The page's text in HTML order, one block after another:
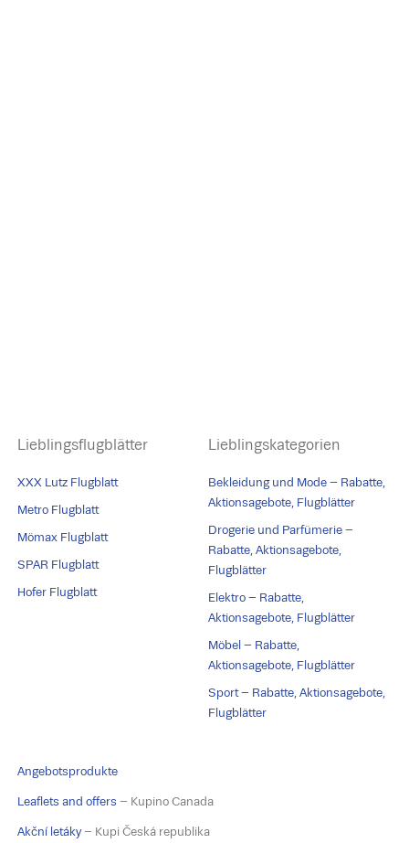
Lieblingsflugblätter
XXX Lutz Flugblatt
Metro Flugblatt
Mömax Flugblatt
SPAR Flugblatt
Hofer Flugblatt
Lieblingskategorien
Bekleidung und Mode – Rabatte,
Aktionsagebote, Flugblätter
Drogerie und Parfümerie –
Rabatte, Aktionsagebote,
Flugblätter
Elektro – Rabatte,
Aktionsagebote, Flugblätter
Möbel – Rabatte,
Aktionsagebote, Flugblätter
Sport – Rabatte, Aktionsagebote,
Flugblätter
Angebotsprodukte
Leaflets and offers – Kupino Canada
Akční letáky– Kupi Česká republika